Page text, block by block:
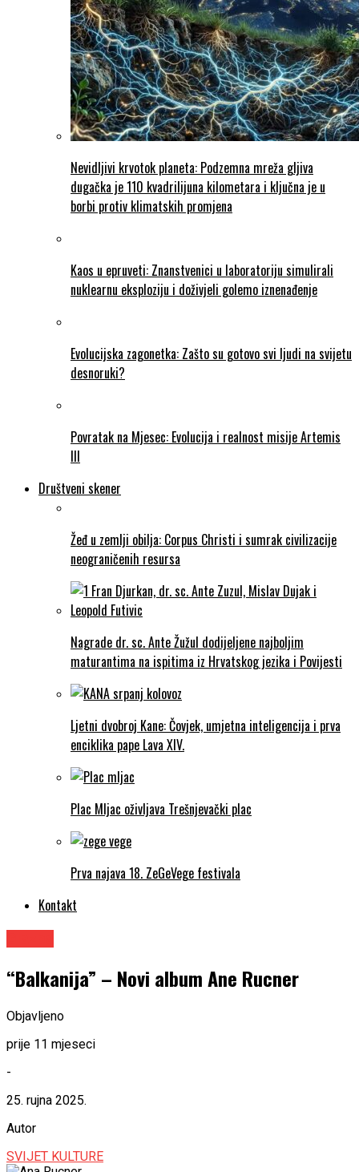
Nevidljivi krvotok planeta: Podzemna mreža gljiva
dugačka je 110 kvadrilijuna kilometara i ključna je u
borbi protiv klimatskih promjena
Kaos u epruveti: Znanstvenici u laboratoriju simulirali
nuklearnu eksploziju i doživjeli golemo iznenađenje
Evolucijska zagonetka: Zašto su gotovo svi ljudi na svijetu
desnoruki?
Povratak na Mjesec: Evolucija i realnost misije Artemis
III
Društveni skener
Žeđ u zemlji obilja: Corpus Christi i sumrak civilizacije
neograničenih resursa
Nagrade dr. sc. Ante Žužul dodijeljene najboljim
maturantima na ispitima iz Hrvatskog jezika i Povijesti
Ljetni dvobroj Kane: Čovjek, umjetna inteligencija i prva
enciklika pape Lava XIV.
Plac Mljac oživljava Trešnjevački plac
Prva najava 18. ZeGeVege festivala
Kontakt
“Balkanija” – Novi album Ane Rucner
Objavljeno
prije 11 mjeseci
-
25. rujna 2025.
Autor
SVIJET KULTURE